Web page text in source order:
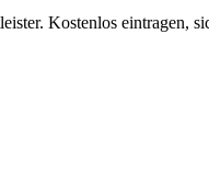
Kostenlos eintragen,